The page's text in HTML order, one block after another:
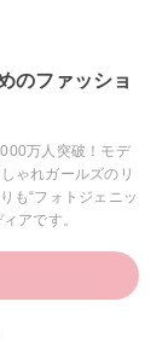
のファッショ
万人突破！モデ
ゃれガールズのリ
も“フォトジェニッ
アです。